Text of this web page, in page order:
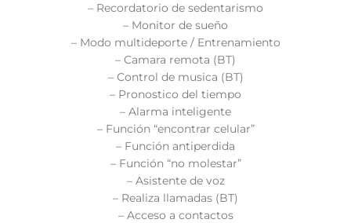
– Recordatorio de sedentarismo
– Monitor de sueño
– Modo multideporte / Entrenamiento
– Camara remota (BT)
– Control de musica (BT)
– Pronostico del tiempo
– Alarma inteligente
– Función “encontrar celular”
– Función antiperdida
– Función “no molestar”
– Asistente de voz
– Realiza llamadas (BT)
– Acceso a contactos